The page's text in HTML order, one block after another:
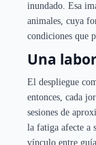
inundado. Esa
animales, cuya
condiciones que
Una
El despliegue
entonces, cada
sesiones de
la fatiga afecte a
vínculo entre